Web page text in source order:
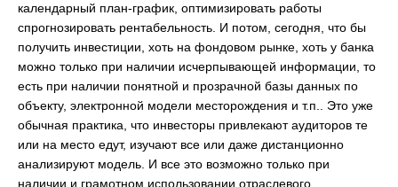
календарный план-график, оптимизировать работы
спрогнозировать рентабельность. И потом, сегодня, что бы
получить инвестиции, хоть на фондовом рынке, хоть у банка
можно только при наличии исчерпывающей информации, то
есть при наличии понятной и прозрачной базы данных по
объекту, электронной модели месторождения и т.п.. Это уже
обычная практика, что инвесторы привлекают аудиторов те
или на место едут, изучают все или даже дистанционно
анализируют модель. И все это возможно только при
наличии и грамотном использовании отраслевого